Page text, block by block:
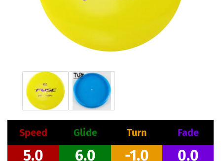
Speed Glide Turn Fade
5.0 6.0 -1.0 0.0